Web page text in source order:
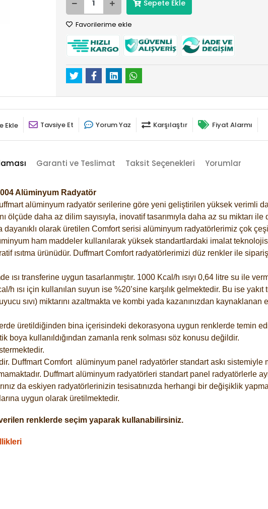
Sepete Ekle
Favorilerime ekle
Ekle Tavsiye Et Yorum Yaz Karşılaştır Fiyat Alarmı
Garanti ve Teslimat Taksit Seçenekleri Yorumlar
Alüminyum Radyatör
alüminyum radyatör serilerine göre yeni geliştirilen yüksek verimli
daha az dilim sayısıyla, inovatif tasarımıyla daha az su miktarı ile
olarak üretilen Comfort serisi alüminyum radyatörlerimiz çok
ham maddeler kullanılarak yüksek standartlardaki imalat
ısıtma ürünüdür. Duffmart Comfort radyatörlerimizi düz renkler ile
transferine uygun tasarlanmıştır. 1000 Kcal/h ısıyı 0,64 litre su ile
h ısı için kullanılan suyun ise %20’sine karşılık gelmektedir. Bu ise
sıvı) miktarını azaltmakta ve kombi yada kazanınızdan
üretildiğinden bina içerisindeki dekorasyona uygun renklerde temin
boya kullanıldığından zamanla renk solması söz konusu değildir.
DuffmartComfort alüminyum panel radyatörler standart askı sistemiyle
Duffmart alüminyum radyatörleri standart panel radyatörlerle
da eskiyen radyatörlerinizin tesisatınızda herhangi bir değişiklik
uygun olarak üretilmektedir.
renklerde seçim yaparak kullanabilirsiniz.